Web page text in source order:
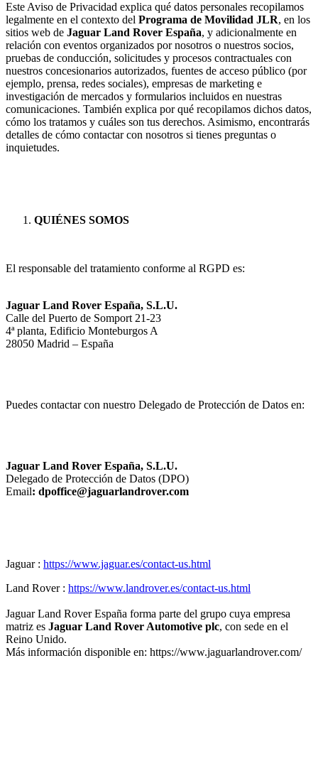
Este Aviso de Privacidad explica qué datos personales recopilamos
legalmente en el contexto del Programa de Movilidad JLR, en los
sitios web de Jaguar Land Rover España, y adicionalmente en
relación con eventos organizados por nosotros o nuestros socios,
pruebas de conducción, solicitudes y procesos contractuales con
nuestros concesionarios autorizados, fuentes de acceso público (por
ejemplo, prensa, redes sociales), empresas de marketing e
investigación de mercados y formularios incluidos en nuestras
comunicaciones. También explica por qué recopilamos dichos datos,
cómo los tratamos y cuáles son tus derechos. Asimismo, encontrarás
detalles de cómo contactar con nosotros si tienes preguntas o
inquietudes.
QUIÉNES SOMOS
El responsable del tratamiento conforme al RGPD es:
Jaguar Land Rover España, S.L.U.
Calle del Puerto de Somport 21‑23
4ª planta, Edificio Monteburgos A
28050 Madrid – España
Puedes contactar con nuestro Delegado de Protección de Datos en:
Jaguar Land Rover España, S.L.U.
Delegado de Protección de Datos (DPO)
Email: dpoffice@jaguarlandrover.com
Jaguar : https://www.jaguar.es/contact-us.html
Land Rover : https://www.landrover.es/contact-us.html
Jaguar Land Rover España forma parte del grupo cuya empresa
matriz es Jaguar Land Rover Automotive plc, con sede en el
Reino Unido.
Más información disponible en: https://www.jaguarlandrover.com/